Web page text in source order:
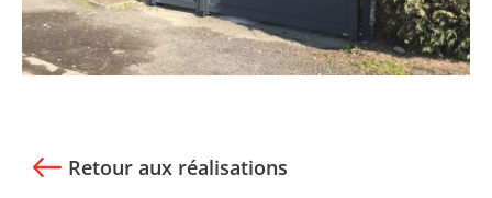
Retour aux réalisations